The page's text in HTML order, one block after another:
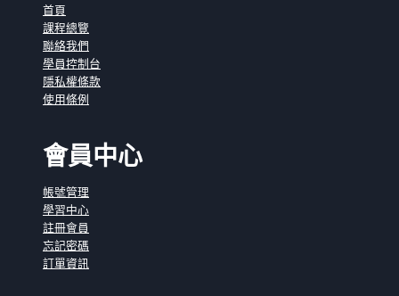
首頁
課程總覽
聯絡我們
學員控制台
隱私權條款
使用條例
會員中心
帳號管理
學習中心
註冊會員
忘記密碼
訂單資訊